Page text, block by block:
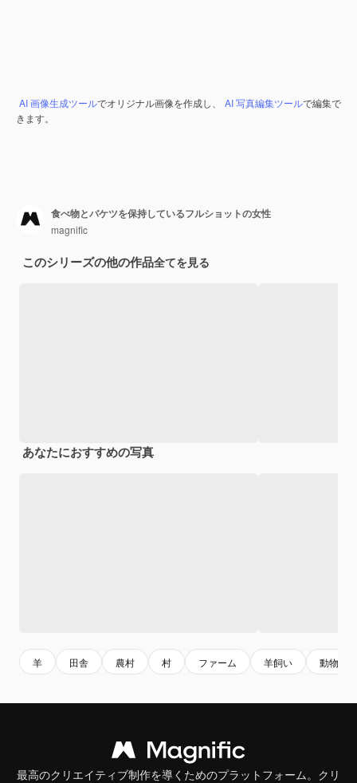
AI 画像生成ツールでオリジナル画像を作成し、 AI 写真編集ツールで編集で
きます。
食べ物とバケツを保持しているフルショットの女性
magnific
このシリーズの他の作品全てを見る
あなたにおすすめの写真
羊 田舎 農村 村 ファーム 羊飼い 動物
最高のクリエイティブ制作を導くためのプラットフォーム。クリ